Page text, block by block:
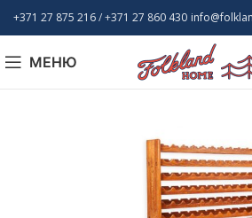
+371 27 875 216/ +371 27 860 430
МЕНЮ